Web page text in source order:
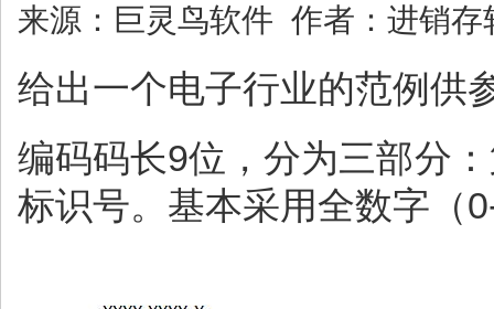
来源：巨灵鸟软件 作者：进销
给出一个电子行业的范例供
编码码长9位，分为三部分
标识号。基本采用全数字（